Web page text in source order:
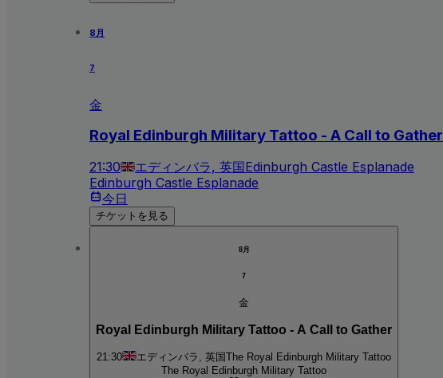
8月
7
金
Royal Edinburgh Military Tattoo - A Call to Gather
21:30 エディンバラ, 英国Edinburgh Castle Esplanade
Edinburgh Castle Esplanade
今日
チケットを見る
8月
7
金
Royal Edinburgh Military Tattoo - A Call to Gather
21:30 エディンバラ, 英国The Royal Edinburgh Military Tattoo
The Royal Edinburgh Military Tattoo